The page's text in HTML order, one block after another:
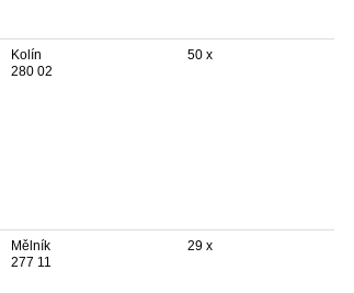
Kolín
280 02
50 x
Mělník
277 11
29 x